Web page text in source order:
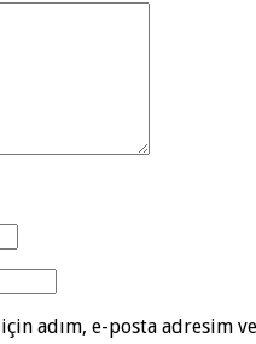
adım, e-posta adresim